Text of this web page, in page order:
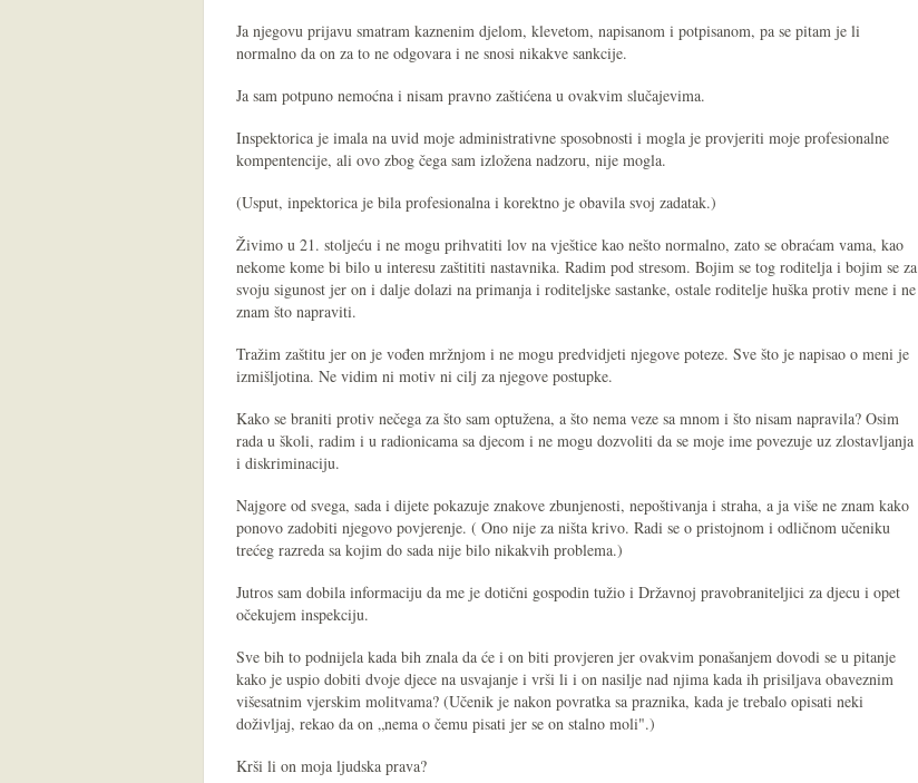
Ja njegovu prijavu smatram kaznenim djelom, klevetom, napisanom i potpisanom, pa se pitam je li
normalno da on za to ne odgovara i ne snosi nikakve sankcije.
Ja sam potpuno nemoćna i nisam pravno zaštićena u ovakvim slučajevima.
Inspektorica je imala na uvid moje administrativne sposobnosti i mogla je provjeriti moje profesionalne
kompentencije, ali ovo zbog čega sam izložena nadzoru, nije mogla.
(Usput, inpektorica je bila profesionalna i korektno je obavila svoj zadatak.)
Živimo u 21. stoljeću i ne mogu prihvatiti lov na vještice kao nešto normalno, zato se obraćam vama, kao
nekome kome bi bilo u interesu zaštititi nastavnika. Radim pod stresom. Bojim se tog roditelja i bojim se za
svoju sigunost jer on i dalje dolazi na primanja i roditeljske sastanke, ostale roditelje huška protiv mene i ne
znam što napraviti.
Tražim zaštitu jer on je vođen mržnjom i ne mogu predvidjeti njegove poteze. Sve što je napisao o meni je
izmišljotina. Ne vidim ni motiv ni cilj za njegove postupke.
Kako se braniti protiv nečega za što sam optužena, a što nema veze sa mnom i što nisam napravila? Osim
rada u školi, radim i u radionicama sa djecom i ne mogu dozvoliti da se moje ime povezuje uz zlostavljanja
i diskriminaciju.
Najgore od svega, sada i dijete pokazuje znakove zbunjenosti, nepoštivanja i straha, a ja više ne znam kako
ponovo zadobiti njegovo povjerenje. ( Ono nije za ništa krivo. Radi se o pristojnom i odličnom učeniku
trećeg razreda sa kojim do sada nije bilo nikakvih problema.)
Jutros sam dobila informaciju da me je dotični gospodin tužio i Državnoj pravobraniteljici za djecu i opet
očekujem inspekciju.
Sve bih to podnijela kada bih znala da će i on biti provjeren jer ovakvim ponašanjem dovodi se u pitanje
kako je uspio dobiti dvoje djece na usvajanje i vrši li i on nasilje nad njima kada ih prisiljava obaveznim
višesatnim vjerskim molitvama? (Učenik je nakon povratka sa praznika, kada je trebalo opisati neki
doživljaj, rekao da on „nema o čemu pisati jer se on stalno moli".)
Krši li on moja ljudska prava?